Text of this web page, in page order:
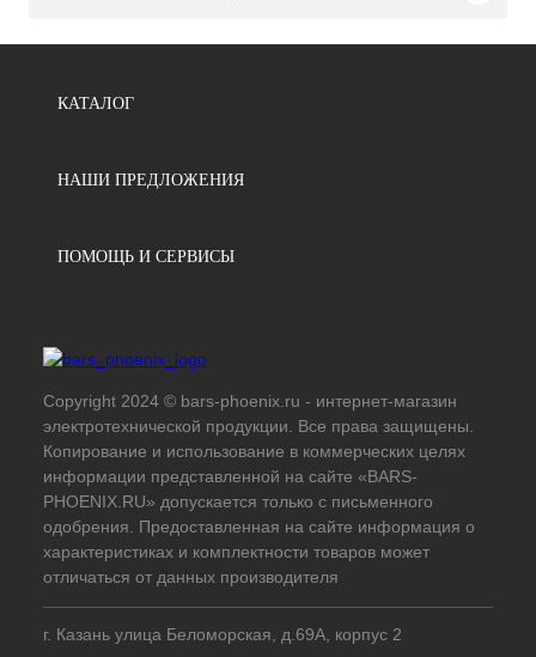
КАТАЛОГ
НАШИ ПРЕДЛОЖЕНИЯ
ПОМОЩЬ И СЕРВИСЫ
Copyright 2024 © bars-phoenix.ru - интернет-магазин
электротехнической продукции. Все права защищены.
Копирование и использование в коммерческих целях
информации представленной на сайте «BARS-
PHOENIX.RU» допускается только с письменного
одобрения. Предоставленная на сайте информация о
характеристиках и комплектности товаров может
отличаться от данных производителя
г. Казань улица Беломорская, д.69А, корпус 2